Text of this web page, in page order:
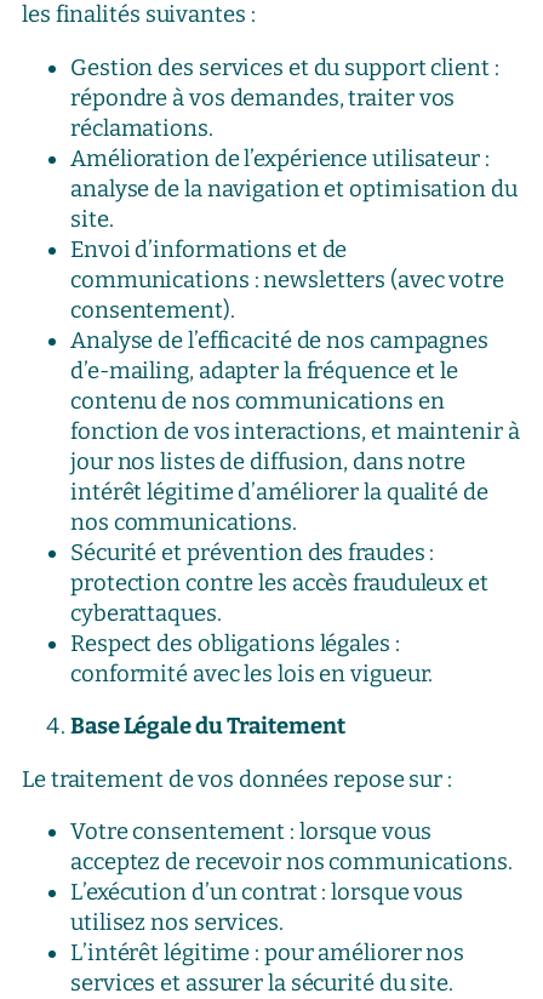
les finalités suivantes :
Gestion des services et du support client :
répondre à vos demandes, traiter vos
réclamations.
Amélioration de l’expérience utilisateur :
analyse de la navigation et optimisation du
site.
Envoi d’informations et de
communications : newsletters (avec votre
consentement).
Analyse de l’efficacité de nos campagnes
d’e-mailing, adapter la fréquence et le
contenu de nos communications en
fonction de vos interactions, et maintenir à
jour nos listes de diffusion, dans notre
intérêt légitime d’améliorer la qualité de
nos communications.
Sécurité et prévention des fraudes :
protection contre les accès frauduleux et
cyberattaques.
Respect des obligations légales :
conformité avec les lois en vigueur.
Base Légale du Traitement
Le traitement de vos données repose sur :
Votre consentement : lorsque vous
acceptez de recevoir nos communications.
L’exécution d’un contrat : lorsque vous
utilisez nos services.
L’intérêt légitime : pour améliorer nos
services et assurer la sécurité du site.